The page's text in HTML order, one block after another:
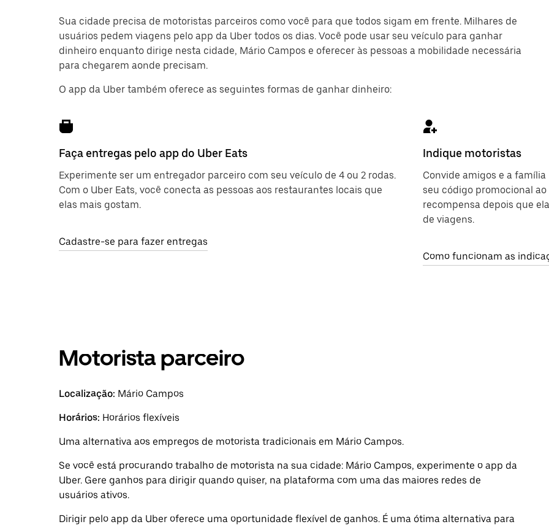
Sua cidade precisa de motoristas parceiros como você para que todos sigam em frente. Milhares de
usuários pedem viagens pelo app da Uber todos os dias. Você pode usar seu veículo para ganhar
dinheiro enquanto dirige nesta cidade, Mário Campos e oferecer às pessoas a mobilidade necessária
para chegarem aonde precisam.
O app da Uber também oferece as seguintes formas de ganhar dinheiro:
Faça entregas pelo app do Uber Eats
Experimente ser um entregador parceiro com seu veículo de 4 ou 2 rodas.
Com o Uber Eats, você conecta as pessoas aos restaurantes locais que
elas mais gostam.
Cadastre-se para fazer entregas
Indique motoristas
Convide amigos e a
seu código promocional
recompensa depois que
de viagens.
Como funcionam as
Motorista parceiro
Localização: Mário Campos
Horários: Horários flexíveis
Uma alternativa aos empregos de motorista tradicionais em Mário Campos.
Se você está procurando trabalho de motorista na sua cidade: Mário Campos, experimente o app da
Uber. Gere ganhos para dirigir quando quiser, na plataforma com uma das maiores redes de
usuários ativos.
Dirigir pelo app da Uber oferece uma oportunidade flexível de ganhos. É uma ótima alternativa para